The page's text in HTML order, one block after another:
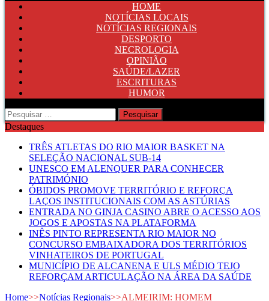
HOME
NOTÍCIAS LOCAIS
NOTÍCIAS REGIONAIS
DESPORTO
NECROLOGIA
OPINIÃO
SAÚDE/LAZER
ESCRITURAS
HUMOR
Pesquisar
por:
Destaques
TRÊS ATLETAS DO RIO MAIOR BASKET NA
SELEÇÃO NACIONAL SUB-14
UNESCO EM ALENQUER PARA CONHECER
PATRIMÓNIO
ÓBIDOS PROMOVE TERRITÓRIO E REFORÇA
LAÇOS INSTITUCIONAIS COM AS ASTÚRIAS
ENTRADA NO GINJA CASINO ABRE O ACESSO AOS
JOGOS E APOSTAS NA PLATAFORMA
INÊS PINTO REPRESENTA RIO MAIOR NO
CONCURSO EMBAIXADORA DOS TERRITÓRIOS
VINHATEIROS DE PORTUGAL
MUNICÍPIO DE ALCANENA E ULS MÉDIO TEJO
REFORÇAM ARTICULAÇÃO NA ÁREA DA SAÚDE
Home>>Notícias Regionais>>ALMEIRIM: HOMEM